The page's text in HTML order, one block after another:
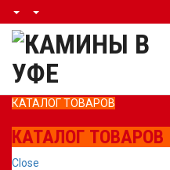
КАТАЛОГ ТОВАРОВ
КАТАЛОГ ТОВАРОВ
Close